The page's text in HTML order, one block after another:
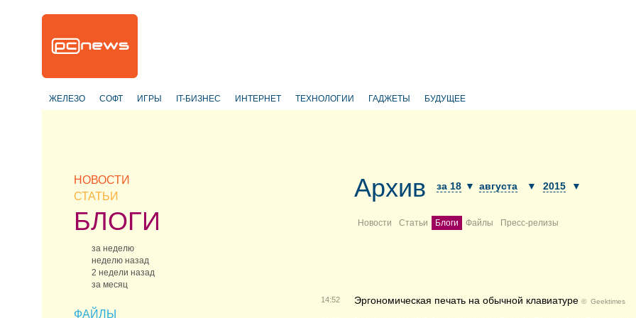
ЖЕЛЕЗО СОФТ ИГРЫ IT-БИЗНЕС ИНТЕРНЕТ ТЕХНОЛОГИИ ГАДЖЕТЫ БУДУЩЕЕ
НОВОСТИ
СТАТЬИ
БЛОГИ
за неделю
неделю назад
2 недели назад
за месяц
ФАЙЛЫ
Архив за 18 ▼ августа ▼ 2015 ▼
Новости Статьи Блоги Файлы Пресс-релизы
14:52 Эргономическая печать на обычной клавиатуре © Geektimes